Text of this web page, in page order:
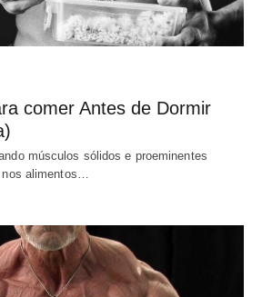
comer Antes de Dormir
músculos sólidos e proeminentes
alimentos…